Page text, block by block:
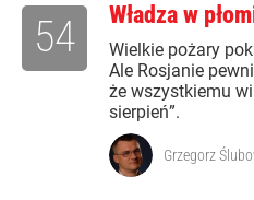
Władza w
Wielkie pożary
Ale Rosjanie
że wszystkiemu
sierpień”.
54
Grzegorz